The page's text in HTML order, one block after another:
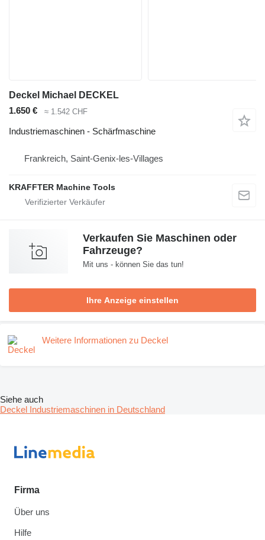
Deckel Michael DECKEL
1.650 €
≈ 1.542 CHF
Industriemaschinen - Schärfmaschine
Frankreich, Saint-Genix-les-Villages
KRAFFTER Machine Tools
Verkaufen Sie Maschinen oder
Fahrzeuge?
Mit uns - können Sie das tun!
Ihre Anzeige einstellen
Weitere Informationen zu Deckel
Siehe auch
Deckel Industriemaschinen in Deutschland
Firma
Über uns
Hilfe